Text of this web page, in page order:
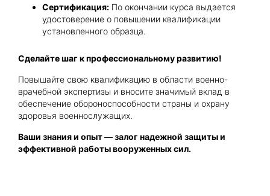
Сертификация: По окончании курса выдается
удостоверение о повышении квалификации
установленного образца.
Сделайте шаг к профессиональному развитию!
Повышайте свою квалификацию в области военно-
врачебной экспертизы и вносите значимый вклад в
обеспечение обороноспособности страны и охрану
здоровья военнослужащих.
Ваши знания и опыт — залог надежной защиты и
эффективной работы вооруженных сил.